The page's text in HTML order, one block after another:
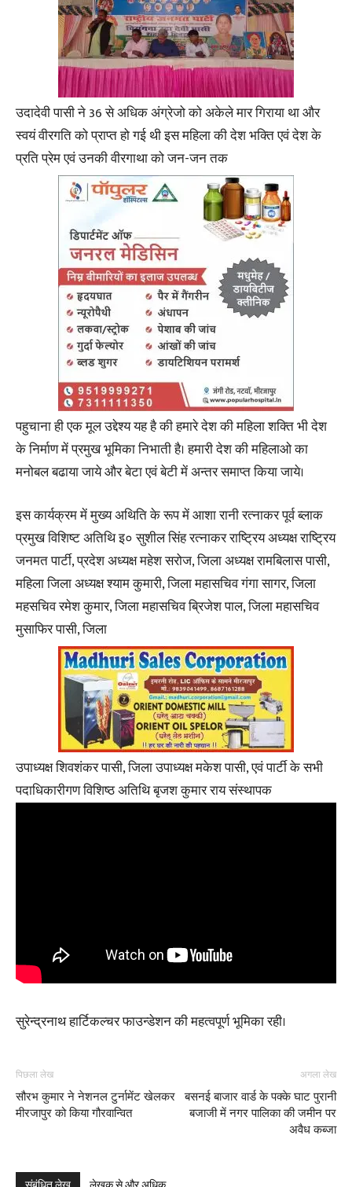
उदादेवी पासी ने 36 से अधिक अंग्रेजो को अकेले मार गिराया था और
स्वयं वीरगति को प्राप्त हो गई थी इस महिला की देश भक्ति एवं देश के
प्रति प्रेम एवं उनकी वीरगाथा को जन-जन तक
पहुचाना ही एक मूल उद्देश्य यह है की हमारे देश की महिला शक्ति भी देश
के निर्माण में प्रमुख भूमिका निभाती है। हमारी देश की महिलाओ का
मनोबल बढाया जाये और बेटा एवं बेटी में अन्तर समाप्त किया जाये।
इस कार्यक्रम में मुख्य अथिति के रूप में आशा रानी रत्नाकर पूर्व ब्लाक
प्रमुख विशिष्ट अतिथि इ० सुशील सिंह रत्नाकर राष्ट्रिय अध्यक्ष राष्ट्रिय
जनमत पार्टी, प्रदेश अध्यक्ष महेश सरोज, जिला अध्यक्ष रामबिलास पासी,
महिला जिला अध्यक्ष श्याम कुमारी, जिला महासचिव गंगा सागर, जिला
महसचिव रमेश कुमार, जिला महासचिव ब्रिजेश पाल, जिला महासचिव
मुसाफिर पासी, जिला
उपाध्यक्ष शिवशंकर पासी, जिला उपाध्यक्ष मकेश पासी, एवं पार्टी के सभी
पदाधिकारीगण विशिष्ठ अतिथि बृजश कुमार राय संस्थापक
सुरेन्द्रनाथ हार्टिकल्चर फाउन्डेशन की महत्वपूर्ण भूमिका रही।
पिछला लेख
सौरभ कुमार ने नेशनल टुर्नामेंट खेलकर
मीरजापुर को किया गौरवान्वित
अगला लेख
बसनई बाजार वार्ड के पक्के घाट पुरानी
बजाजी में नगर पालिका की जमीन पर
अवैध कब्जा